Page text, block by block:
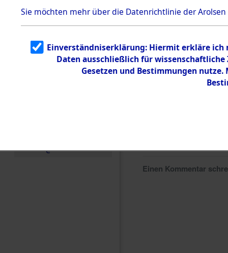
en
5.3.2
g
5.3.3
Todesmärsch
e
Einen Kommentar
Sie möchten mehr über die Datenrichtlinie der Arolsen
Einverständniserklärung: Hiermit erkläre ich
Daten ausschließlich für
Gesetzen und Bestimmungen